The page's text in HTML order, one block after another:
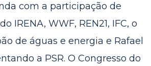
com a participação de
IRENA, WWF, REN21, IFC, o
de águas e energia e Rafael
a PSR. O Congresso do